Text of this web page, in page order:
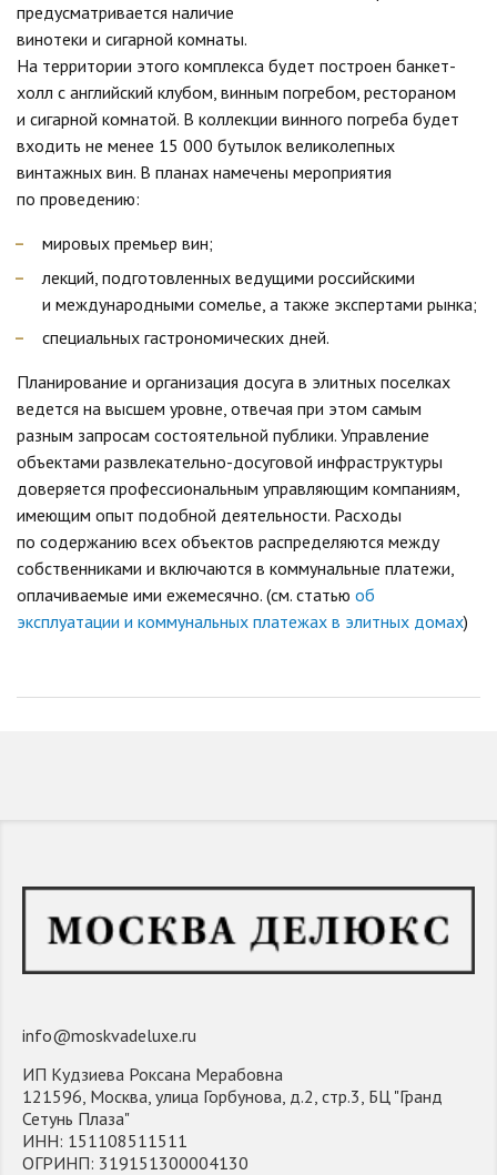
предусматривается наличие
винотеки и сигарной комнаты.
На территории этого комплекса будет построен банкет-
холл с английский клубом, винным погребом, рестораном
и сигарной комнатой. В коллекции винного погреба будет
входить не менее 15 000 бутылок великолепных
винтажных вин. В планах намечены мероприятия
по проведению:
мировых премьер вин;
лекций, подготовленных ведущими российскими
и международными сомелье, а также экспертами рынка;
специальных гастрономических дней.
Планирование и организация досуга в элитных поселках
ведется на высшем уровне, отвечая при этом самым
разным запросам состоятельной публики. Управление
объектами развлекательно-досуговой инфраструктуры
доверяется профессиональным управляющим компаниям,
имеющим опыт подобной деятельности. Расходы
по содержанию всех объектов распределяются между
собственниками и включаются в коммунальные платежи,
оплачиваемые ими ежемесячно. (см. статью об
эксплуатации и коммунальных платежах в элитных домах)
info@moskvadeluxe.ru
ИП Кудзиева Роксана Мерабовна
121596, Москва, улица Горбунова, д.2, стр.3, БЦ "Гранд
Сетунь Плаза"
ИНН: 151108511511
ОГРИНП: 319151300004130